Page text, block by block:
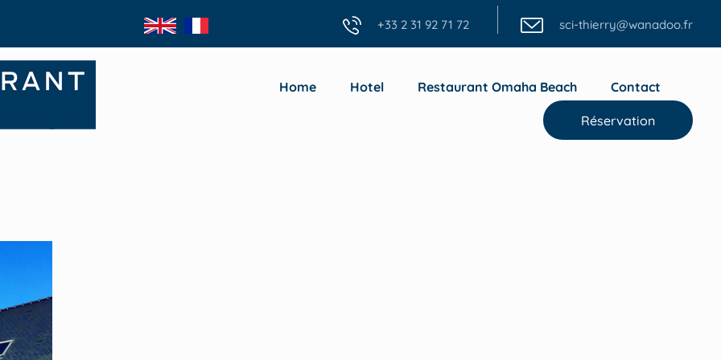
+33 2 31 92 71 72 sci-thierry@wanadoo.fr
Home Hotel Restaurant Omaha Beach Contact
Réservation